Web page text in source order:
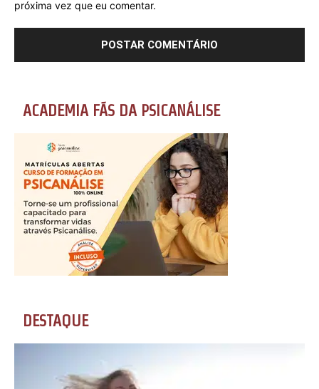
próxima vez que eu comentar.
ACADEMIA FÃS DA PSICANÁLISE
DESTAQUE